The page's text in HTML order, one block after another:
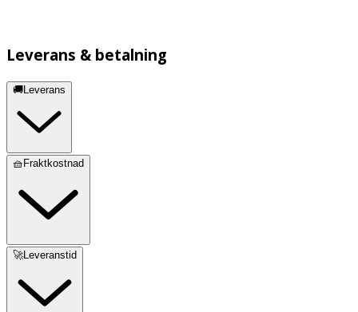
Leverans & betalning
🚚Leverans
🧺Fraktkostnad
🚀Leveranstid